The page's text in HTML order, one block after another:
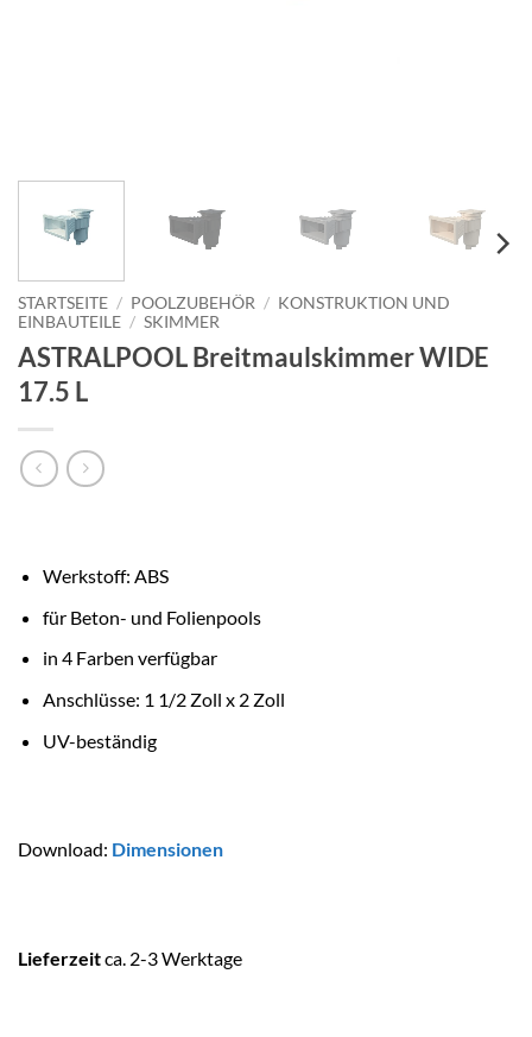
STARTSEITE / POOLZUBEHÖR / KONSTRUKTION UND
EINBAUTEILE / SKIMMER
ASTRALPOOL Breitmaulskimmer WIDE
17.5 L
Werkstoff: ABS
für Beton- und Folienpools
in 4 Farben verfügbar
Anschlüsse: 1 1/2 Zoll x 2 Zoll
UV-beständig
Download: Dimensionen
Lieferzeitca. 2-3 Werktage